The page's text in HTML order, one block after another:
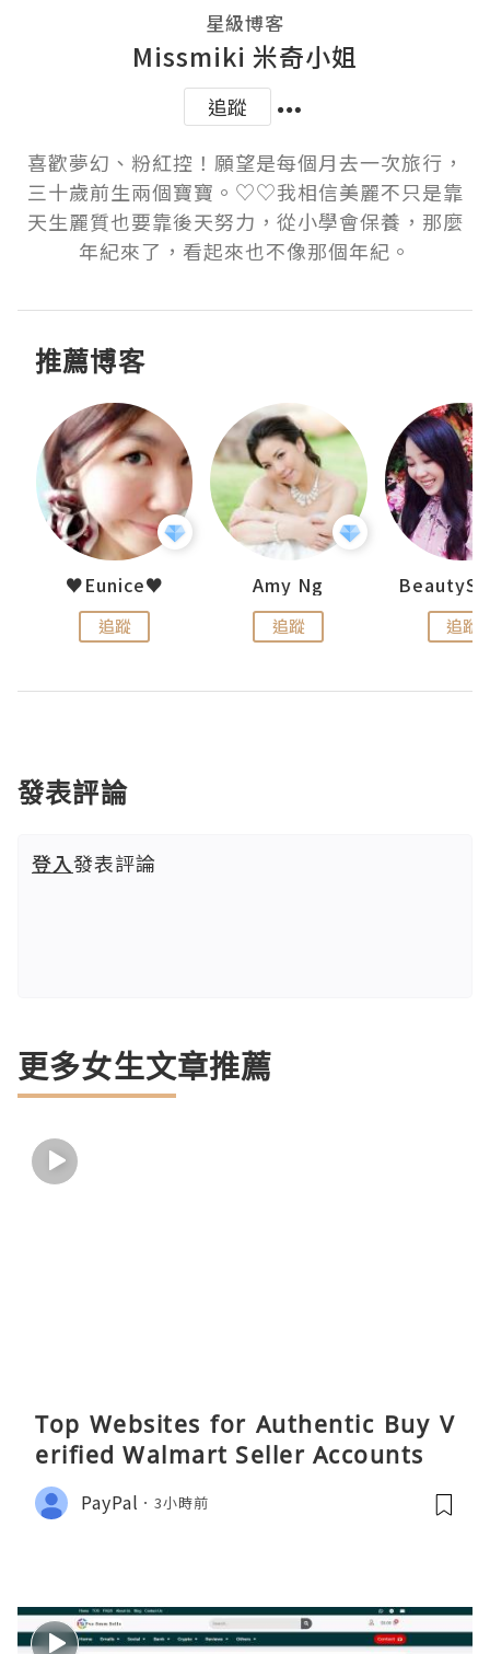
星級博客
Missmiki 米奇小姐
追蹤
喜歡夢幻、粉紅控！願望是每個月去一次旅行，
三十歲前生兩個寶寶。♡♡我相信美麗不只是靠
天生麗質也要靠後天努力，從小學會保養，那麼
年紀來了，看起來也不像那個年紀。
推薦博客
♥Eunice♥
追蹤
Amy Ng
追蹤 追蹤
發表評論
登入發表評論
更多女生文章推薦
Top Websites for Authentic Buy V
erified Walmart Seller Accounts
PayPal 3小時前